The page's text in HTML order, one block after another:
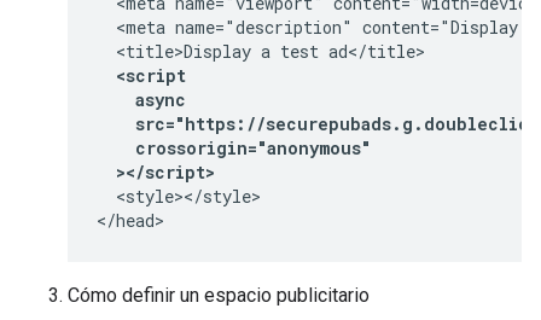
<meta name="description" content="Display
  <script
    async
src="https://
    crossorigin="anonymous"
  ></script>
  <style></style>
</head>
Cómo definir un espacio publicitario